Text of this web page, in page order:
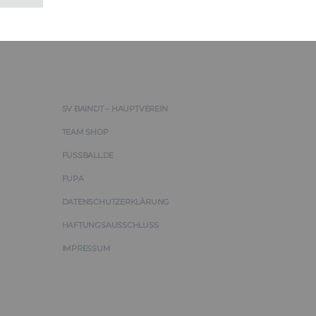
SV BAINDT – HAUPTVEREIN
TEAM SHOP
FUSSBALL.DE
FUPA
DATENSCHUTZERKLÄRUNG
HAFTUNGSAUSSCHLUSS
IMPRESSUM